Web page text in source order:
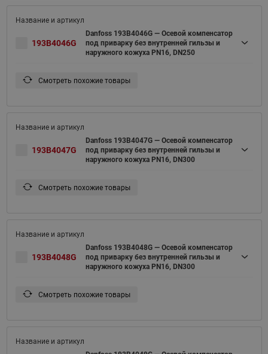
193B4046G
Danfoss 193B4046G — Осевой компенсатор
под приварку без внутренней гильзы и
наружного кожуха PN16, DN250
Смотреть похожие товары
193B4047G
Danfoss 193B4047G — Осевой компенсатор
под приварку без внутренней гильзы и
наружного кожуха PN16, DN300
Смотреть похожие товары
193B4048G
Danfoss 193B4048G — Осевой компенсатор
под приварку без внутренней гильзы и
наружного кожуха PN16, DN300
Смотреть похожие товары